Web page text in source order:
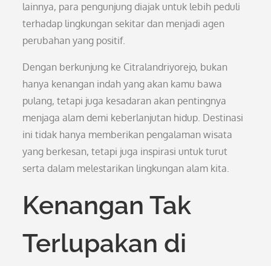
lainnya, para pengunjung diajak untuk lebih peduli
terhadap lingkungan sekitar dan menjadi agen
perubahan yang positif.
Dengan berkunjung ke Citralandriyorejo, bukan
hanya kenangan indah yang akan kamu bawa
pulang, tetapi juga kesadaran akan pentingnya
menjaga alam demi keberlanjutan hidup. Destinasi
ini tidak hanya memberikan pengalaman wisata
yang berkesan, tetapi juga inspirasi untuk turut
serta dalam melestarikan lingkungan alam kita.
Kenangan Tak
Terlupakan di